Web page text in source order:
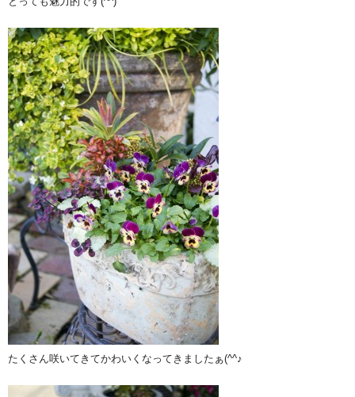
たくさん咲いてきてかわいくなってきましたぁ(^^♪